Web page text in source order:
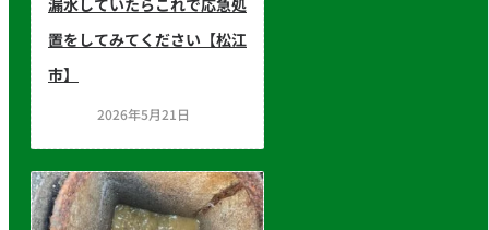
漏水していたらこれで応急処
置をしてみてください【松江
市】
2026年5月21日